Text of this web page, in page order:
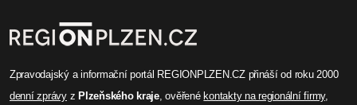
Zpravodajský a informační portál REGIONPLZEN.CZ přináší od roku 2000
denní zprávyz Plzeňského kraje, ověřené kontakty na regionální firmy,